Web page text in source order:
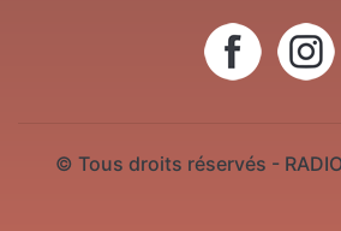
© Tous droits réservés -